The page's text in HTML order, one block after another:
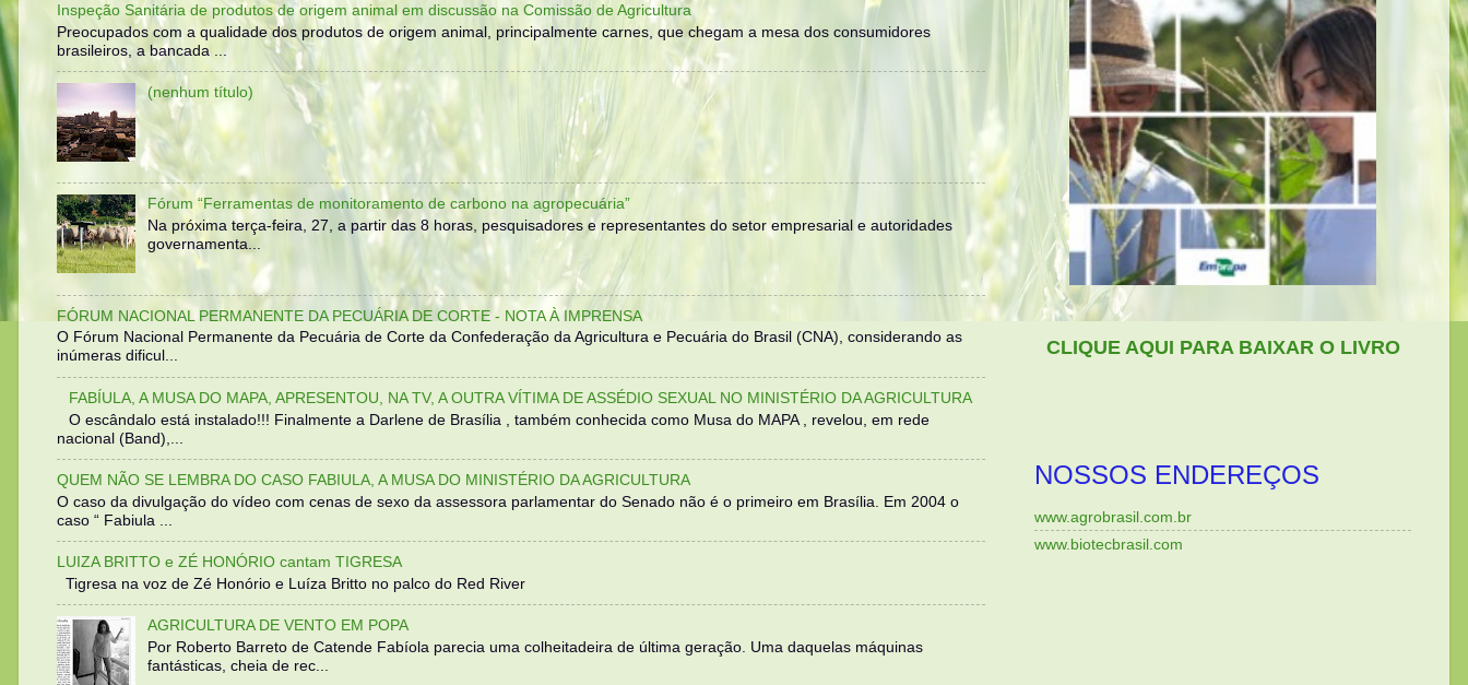
Inspeção Sanitária de produtos de origem animal em discussão na Comissão de Agricultura
Preocupados com a qualidade dos produtos de origem animal, principalmente carnes, que chegam a mesa dos consumidores
brasileiros, a bancada ...
(nenhum título)
Fórum “Ferramentas de monitoramento de carbono na agropecuária”
Na próxima terça-feira, 27, a partir das 8 horas, pesquisadores e representantes do setor empresarial e autoridades
governamenta...
FÓRUM NACIONAL PERMANENTE DA PECUÁRIA DE CORTE - NOTA À IMPRENSA
O Fórum Nacional Permanente da Pecuária de Corte da Confederação da Agricultura e Pecuária do Brasil (CNA), considerando as
inúmeras dificul...
FABÍULA, A MUSA DO MAPA, APRESENTOU, NA TV, A OUTRA VÍTIMA DE ASSÉDIO SEXUAL NO MINISTÉRIO DA AGRICULTURA
O escândalo está instalado!!! Finalmente a Darlene de Brasília , também conhecida como Musa do MAPA , revelou, em rede
nacional (Band),...
QUEM NÃO SE LEMBRA DO CASO FABIULA, A MUSA DO MINISTÉRIO DA AGRICULTURA
O caso da divulgação do vídeo com cenas de sexo da assessora parlamentar do Senado não é o primeiro em Brasília. Em 2004 o
caso “ Fabiula ...
LUIZA BRITTO e ZÉ HONÓRIO cantam TIGRESA
Tigresa na voz de Zé Honório e Luíza Britto no palco do Red River
AGRICULTURA DE VENTO EM POPA
Por Roberto Barreto de Catende Fabíola parecia uma colheitadeira de última geração. Uma daquelas máquinas
fantásticas, cheia de rec...
CLIQUE AQUI PARA BAIXAR O LIVRO
NOSSOS ENDEREÇOS
www.agrobrasil.com.br
www.biotecbrasil.com